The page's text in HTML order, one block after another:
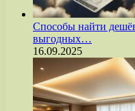
Способы найти
выгодных…
16.09.2025